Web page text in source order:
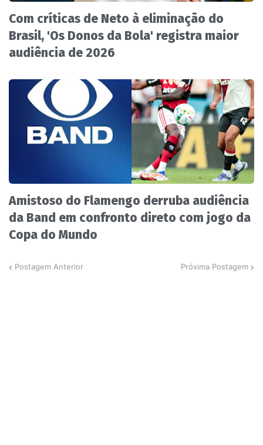
Com críticas de Neto à eliminação do
Brasil, 'Os Donos da Bola' registra maior
audiência de 2026
Amistoso do Flamengo derruba audiência
da Band em confronto direto com jogo da
Copa do Mundo
Postagem Anterior Próxima Postagem